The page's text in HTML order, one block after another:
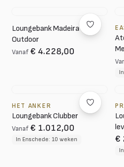
Loungebank Madeira
Outdoor
Vanaf € 4.228,00
HET ANKER
Loungebank Clubber
Vanaf € 1.012,00
In Enschede: 10 weken €